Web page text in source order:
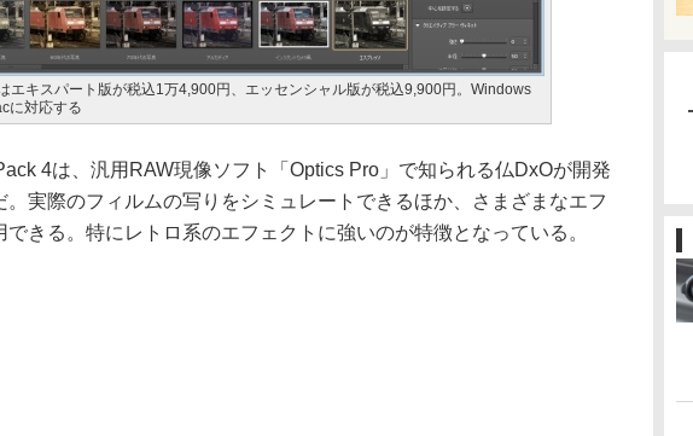
エキスパート版が税込1万4,900円、エッセンシャル版が税込9,900円。Windows
に対応する
4は、汎用RAW現像ソフト「Optics Pro」で知られる仏DxOが開発
。実際のフィルムの写りをシミュレートできるほか、さまざまなエフ
できる。特にレトロ系のエフェクトに強いのが特徴となっている。